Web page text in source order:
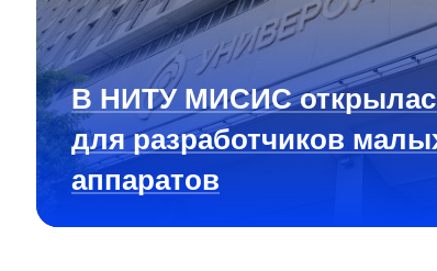
В НИТУ МИСИС
для разработчиков
аппаратов